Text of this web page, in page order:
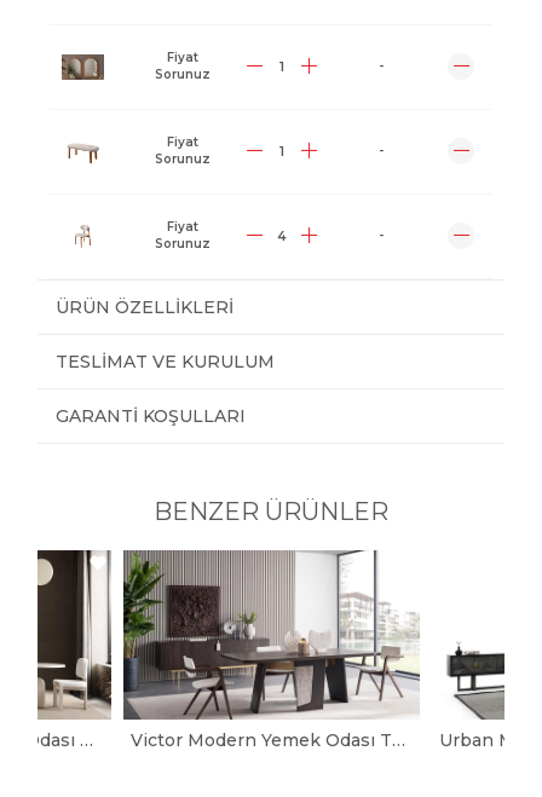
Fiyat
Sorunuz
-
Fiyat
Sorunuz
-
Fiyat
Sorunuz
-
ÜRÜN ÖZELLIKLERI
TESLIMAT VE KURULUM
GARANTI KOŞULLARI
BENZER ÜRÜNLER
Bolivar Modern Yemek Odası Takımı Victor Modern Yemek Odası Takımı